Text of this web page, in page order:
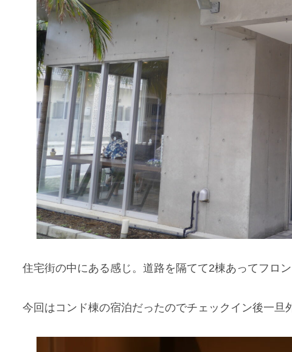
住宅街の中にある感じ。道路を隔てて2棟あってフロ
今回はコンド棟の宿泊だったのでチェックイン後一旦